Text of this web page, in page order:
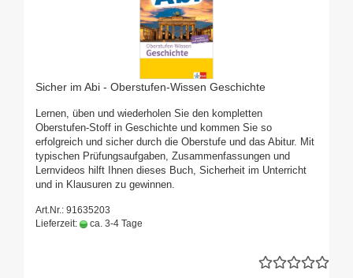
Sicher im Abi - Oberstufen-Wissen Geschichte
Lernen, üben und wiederholen Sie den kompletten
Oberstufen-Stoff in Geschichte und kommen Sie so
erfolgreich und sicher durch die Oberstufe und das Abitur. Mit
typischen Prüfungsaufgaben, Zusammenfassungen und
Lernvideos hilft Ihnen dieses Buch, Sicherheit im Unterricht
und in Klausuren zu gewinnen.
Art.Nr.: 91635203
Lieferzeit:
ca. 3-4 Tage